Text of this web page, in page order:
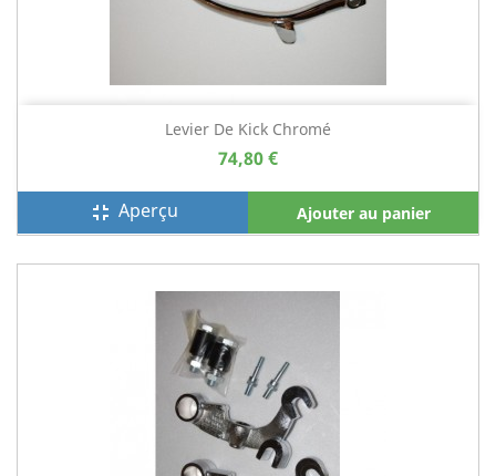
Levier De Kick Chromé
74,80 €
fullscreen_exit Aperçu Ajouter au panier